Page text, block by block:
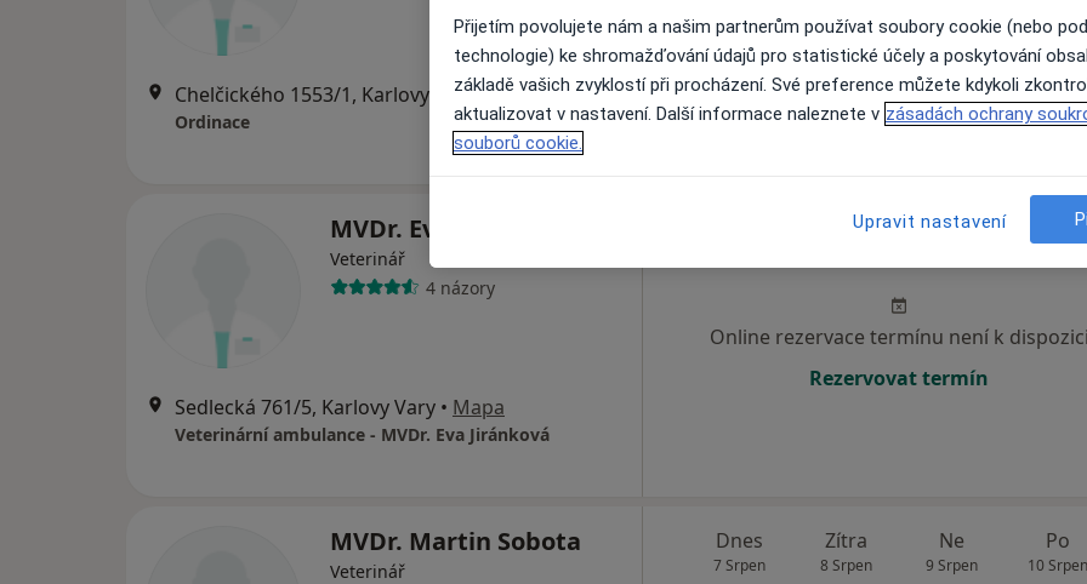
Chelčického 1553/1, Karlovy Vary•Mapa
Ordinace
Online rezervace termínu není k
Rezervovat termín
MVDr. Eva Jiránková
Veterinář
4 názory
Sedlecká 761/5, Karlovy Vary • Mapa
Veterinární ambulance - MVDr. Eva Jiránková
Zítra Ne
Online rezervace termínu není k dispozici
Rezervovat termín
MVDr. Martin Sobota
Veterinář
Dnes
7 Srpen
Zítra
8 Srpen
Ne
9 Srpen
Po
10 Srpen
Přijetím povolujete nám a našim partnerům používat soubory cookie (nebo
technologie) ke shromažďování údajů pro statistické účely a poskytování
základě vašich zvyklostí při procházení. Své preference můžete kdykoli
aktualizovat v nastavení. Další informace naleznete v zásadách ochrany
souborů cookie.
Upravit nastavení